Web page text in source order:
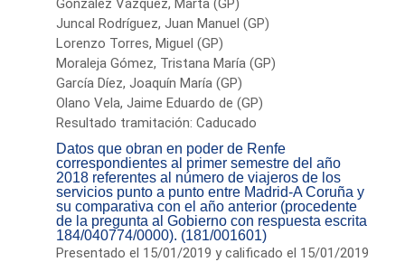
Juncal Rodríguez, Juan Manuel (GP)
Lorenzo Torres, Miguel (GP)
Moraleja Gómez, Tristana María (GP)
García Díez, Joaquín María (GP)
Olano Vela, Jaime Eduardo de (GP)
Resultado tramitación: Caducado
Datos que obran en poder de Renfe
correspondientes al primer semestre del año
2018 referentes al número de viajeros de los
servicios punto a punto entre Madrid-A Coruña y
su comparativa con el año anterior (procedente
de la pregunta al Gobierno con respuesta escrita
184/040774/0000). (181/001601)
Presentado el 15/01/2019 y calificado el 15/01/2019